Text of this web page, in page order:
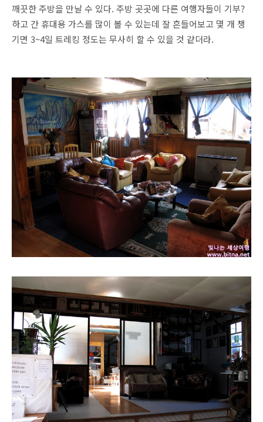
깨끗한 주방을 만날 수 있다. 주방 곳곳에 다른 여행자들이 기부?
하고 간 휴대용 가스를 많이 볼 수 있는데 잘 흔들어보고 몇 개 챙
기면 3~4일 트레킹 정도는 무사히 할 수 있을 것 같더라.